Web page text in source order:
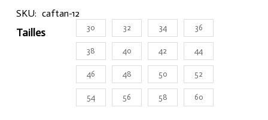
SKU: caftan-12
Tailles 30 32 34 36
38 40 42 44
46 48 50 52
54 56 58 60